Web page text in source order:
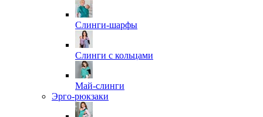
Слинги-шарфы
Слинги с кольцами
Май-слинги
Эрго-рюкзаки